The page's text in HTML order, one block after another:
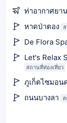
ท่าอากาศยา
หาดป่าตอง
De Flora
Let's Relax
สถานที่ท่องเที่ยว
ภูเก็ตไซมอน
ถนนบางลา ส